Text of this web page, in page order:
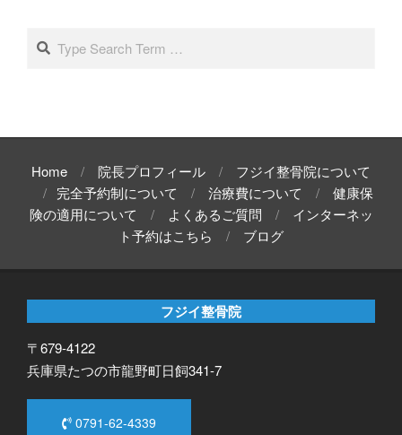
ブSearch
Home 院長プロフィール
フジイ整骨院について
完全予約制について
治療費について
健康保
険の適用について
よくあるご質問
インターネッ
ト予約はこちら
ブログ
フジイ整骨院
〒679-4122
兵庫県たつの市龍野町日飼341-7
0791-62-4339